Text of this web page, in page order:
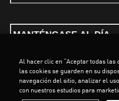
MANTÉNGASE AL DÍA
Términos y condicionesPolítica de
Al hacer clic en “Aceptar todas las
las cookies se guarden en su
navegación del sitio, analizar el
con nuestros estudios para